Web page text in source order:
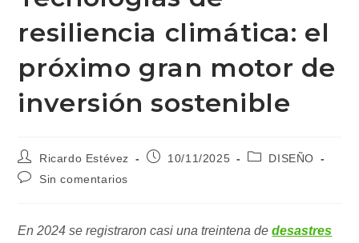
resiliencia climática: el
próximo gran motor de
inversión sostenible
Autor
de
la
Ricardo Estévez
Publicación
10/11/2025
Categoría
DISEÑO
Comentarios
Sin comentarios
En 2024 se registraron casi una treintena dedesastres